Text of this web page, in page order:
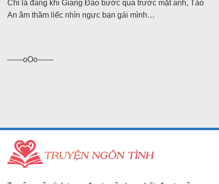
Chỉ là đang khi Giang Đào bước qua trước mặt anh, Tào
An âm thầm liếc nhìn ngực bạn gái mình…
——oOo——